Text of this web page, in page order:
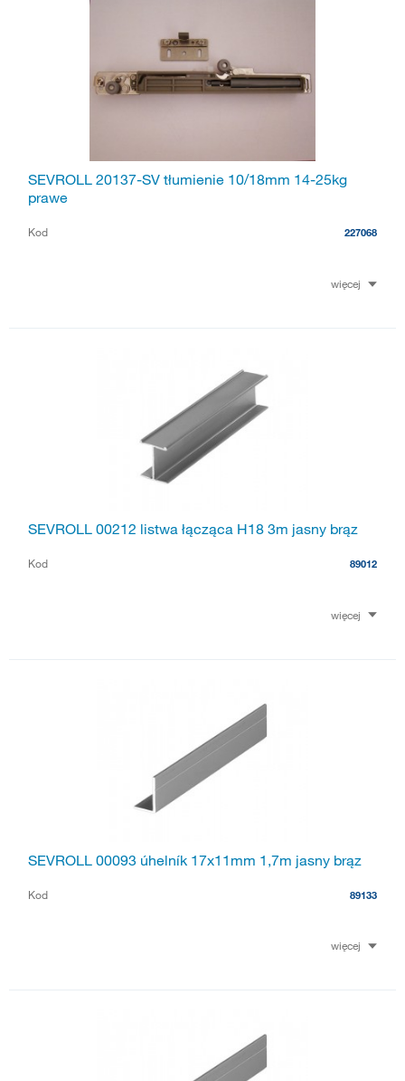
SEVROLL 20137-SV tłumienie 10/18mm 14-25kg
prawe
Kod 227068
więcej
SEVROLL 00212 listwa łącząca H18 3m jasny brąz
Kod 89012
więcej
SEVROLL 00093 úhelník 17x11mm 1,7m jasny brąz
Kod 89133
więcej